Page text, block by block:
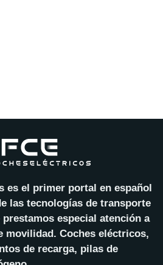
es el primer portal en español
las tecnologías de transporte
especial atención a
movilidad. Coches eléctricos,
de recarga, pilas de